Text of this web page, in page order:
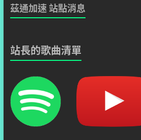
茲通加速 站點消息
站長的歌曲清單